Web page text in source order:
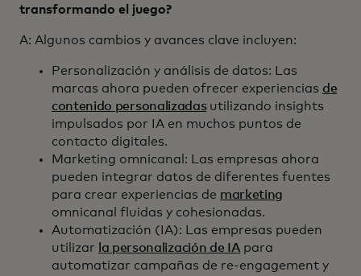
transformando el juego?
A: Algunos cambios y avances clave incluyen:
Personalización y análisis de datos: Las
marcas ahora pueden ofrecer experiencias de
contenido personalizadasutilizando insights
impulsados por IA en muchos puntos de
contacto digitales.
Marketing omnicanal: Las empresas ahora
pueden integrar datos de diferentes fuentes
para crear experiencias de marketing
omnicanal fluidas y cohesionadas.
Automatización (IA): Las empresas pueden
utilizar
la personalización de IA para
automatizar campañas de re-engagement y